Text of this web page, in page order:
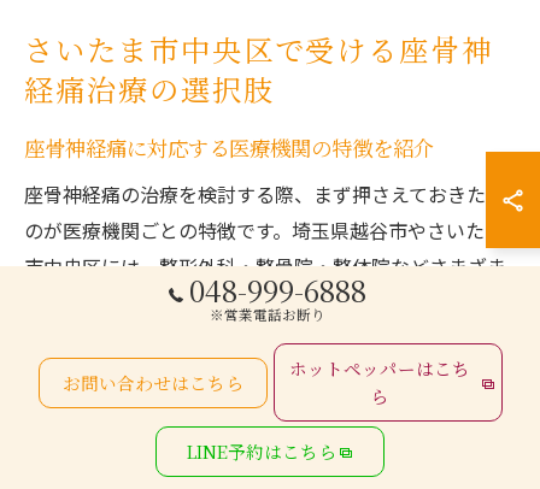
さいたま市中央区で受ける座骨神
経痛治療の選択肢
座骨神経痛に対応する医療機関の特徴を紹介
座骨神経痛の治療を検討する際、まず押さえておきたい
のが医療機関ごとの特徴です。埼玉県越谷市やさいたま
市中央区には、整形外科・整骨院・整体院などさまざま
な施設があり、それぞれアプローチや得意分野が異なり
ます。整形外科では画像検査（レントゲンやMRI）を活
用し、原因の特定や投薬・リハビリ指導を行うのが一般
的です。一方、整骨院や整体院では身体のバランス調整
や筋肉・関節へのアプローチを通じて、痛みの緩和や機
能改善を目指します。
048-999-6888
※営業電話お断り
お問い合わせはこちら
ホットペッパーはこち
ら
LINE予約はこちら